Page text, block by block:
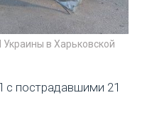
в Харьковской
пострадавшими 21